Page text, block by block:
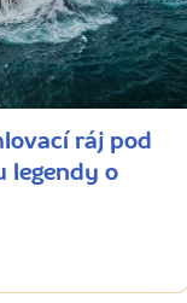
ráj pod
legendy o